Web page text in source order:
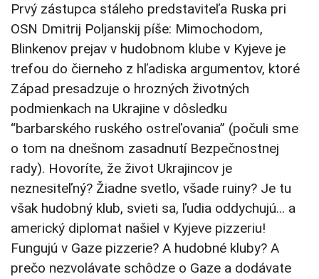
Prvý zástupca stáleho predstaviteľa Ruska pri
OSN Dmitrij Poljanskij píše: Mimochodom,
Blinkenov prejav v hudobnom klube v Kyjeve je
trefou do čierneho z hľadiska argumentov, ktoré
Západ presadzuje o hrozných životných
podmienkach na Ukrajine v dôsledku
“barbarského ruského ostreľovania” (počuli sme
o tom na dnešnom zasadnutí Bezpečnostnej
rady). Hovoríte, že život Ukrajincov je
neznesiteľný? Žiadne svetlo, všade ruiny? Je tu
však hudobný klub, svieti sa, ľudia oddychujú… a
americký diplomat našiel v Kyjeve pizzeriu!
Fungujú v Gaze pizzerie? A hudobné kluby? A
prečo nezvolávate schôdze o Gaze a dodávate